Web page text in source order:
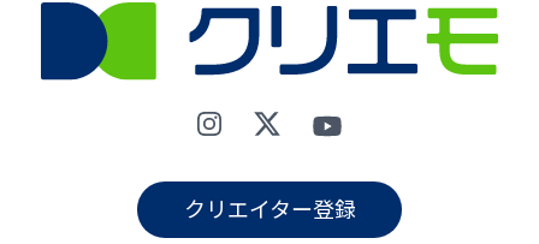
クリエイター登録